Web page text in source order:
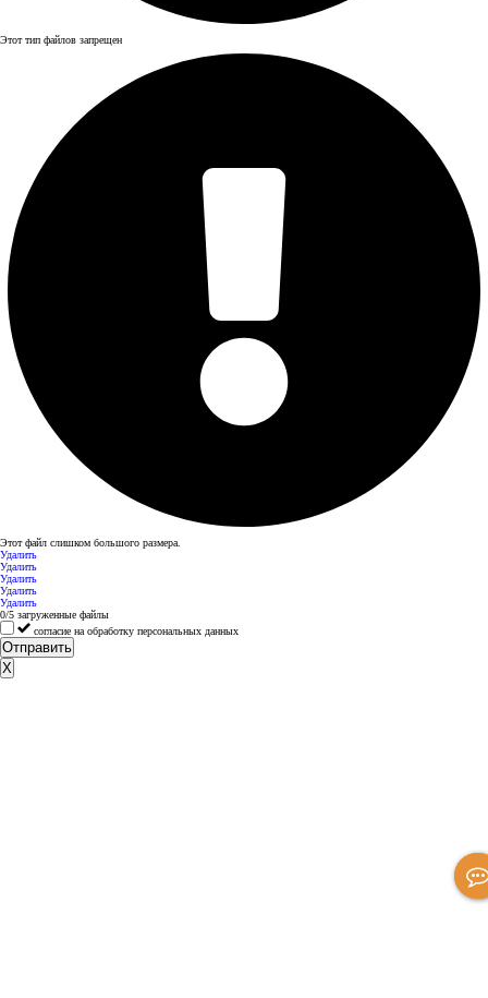
Этот тип файлов запрещен
Этот файл слишком большого размера.
Удалить
Удалить
Удалить
Удалить
Удалить
0/5 загруженные файлы
согласие на обработку персональных данных
Отправить
X